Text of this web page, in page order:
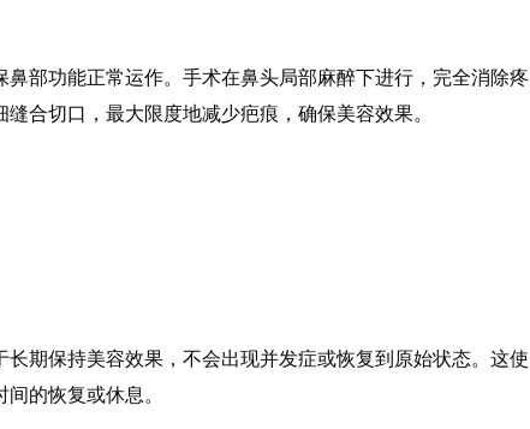
部功能正常运作。手术在鼻头局部麻醉下进行，完全消除疼
合切口，最大限度地减少疤痕，确保美容效果。
期保持美容效果，不会出现并发症或恢复到原始状态。这使
的恢复或休息。